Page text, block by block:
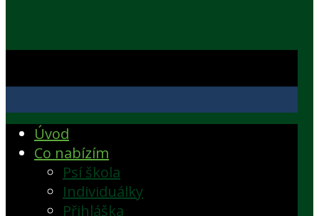
Úvod
Co nabízím
Psí škola
Individuálky
Přihláška